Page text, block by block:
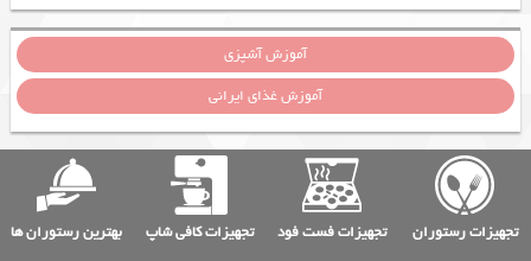
آموزش آشپزی
آموزش غذای ایرانی
تجهیزات رستوران تجهیزات فست فود تجهیزات کافی شاپ بهترین رستوران ها